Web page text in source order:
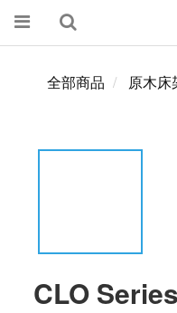
全部商品 原木床
CLO